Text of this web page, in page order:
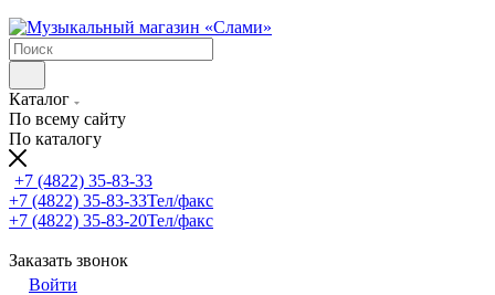
Каталог
По всему сайту
По каталогу
+7 (4822) 35-83-33
+7 (4822) 35-83-33Тел/факс
+7 (4822) 35-83-20Тел/факс
Заказать звонок
Войти